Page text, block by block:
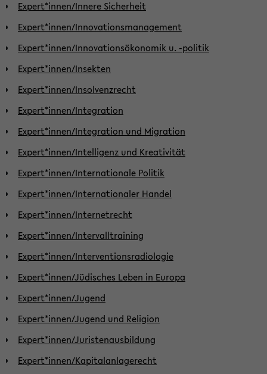
Expert*innen/Innere Sicherheit
Expert*innen/Innovationsmanagement
Expert*innen/Innovationsökonomik u. -politik
Expert*innen/Insekten
Expert*innen/Insolvenzrecht
Expert*innen/Integration
Expert*innen/Integration und Migration
Expert*innen/Intelligenz und Kreativität
Expert*innen/Internationale Politik
Expert*innen/Internationaler Handel
Expert*innen/Internetrecht
Expert*innen/Intervalltraining
Expert*innen/Interventionsradiologie
Expert*innen/Jüdisches Leben in Europa
Expert*innen/Jugend
Expert*innen/Jugend und Religion
Expert*innen/Juristenausbildung
Expert*innen/Kapitalanlagerecht